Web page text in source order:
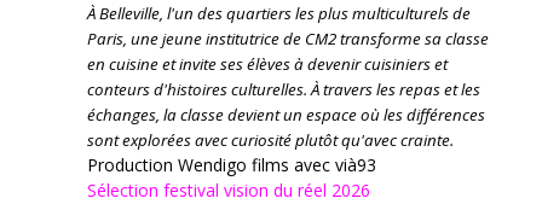
À Belleville, l'un des quartiers les plus multiculturels de
Paris, une jeune institutrice de CM2 transforme sa classe
en cuisine et invite ses élèves à devenir cuisiniers et
conteurs d'histoires culturelles.À travers les repas et les
échanges, la classe devient un espace où les différences
sont explorées avec curiosité plutôt qu'avec crainte.
Production Wendigo films avec vià93
Sélection festival vision du réel 2026